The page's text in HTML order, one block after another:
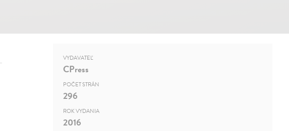
VYDAVATEĽ
CPress
POČET STRÁN
296
ROK VYDANIA
2016